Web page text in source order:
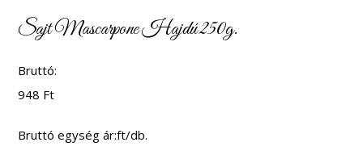
Sajt Mascarpone Hajdú 250g.
Bruttó:
948 Ft
Bruttó egység ár:ft/db.